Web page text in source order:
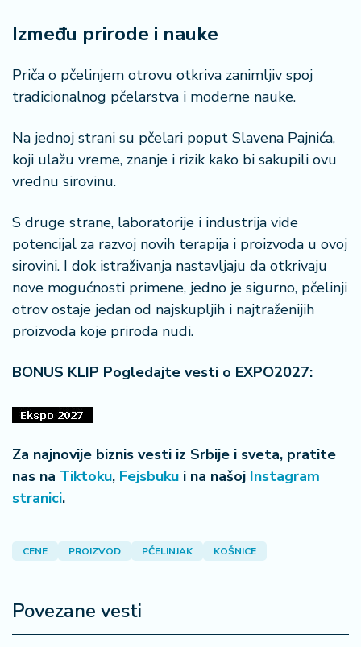
Između prirode i nauke
Priča o pčelinjem otrovu otkriva zanimljiv spoj
tradicionalnog pčelarstva i moderne nauke.
Na jednoj strani su pčelari poput Slavena Pajnića,
koji ulažu vreme, znanje i rizik kako bi sakupili ovu
vrednu sirovinu.
S druge strane, laboratorije i industrija vide
potencijal za razvoj novih terapija i proizvoda u ovoj
sirovini. I dok istraživanja nastavljaju da otkrivaju
nove mogućnosti primene, jedno je sigurno, pčelinji
otrov ostaje jedan od najskupljih i najtraženijih
proizvoda koje priroda nudi.
BONUS KLIP Pogledajte vesti o EXPO2027:
Za najnovije biznis vesti iz Srbije i sveta, pratite
nas na Tiktoku, Fejsbuku i na našoj Instagram
stranici.
CENE PROIZVOD PČELINJAK KOŠNICE
Povezane vesti